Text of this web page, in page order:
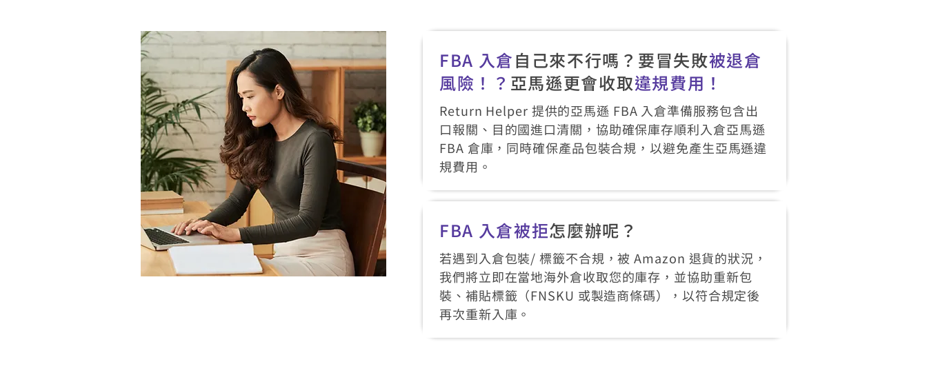
FBA 入倉 自己來不行嗎？要冒失敗被退倉
風險！？ 亞馬遜更會收取違規費用！
Return Helper 提供的亞馬遜 FBA 入倉準備服務包含出
口報關、目的國進口清關，協助確保庫存順利入倉亞馬遜
FBA 倉庫，同時確保產品包裝合規，以避免產生亞馬遜違
規費用。
FBA 入倉被拒怎麼辦呢？
若遇到入倉包裝/ 標籤不合規，被 Amazon 退貨的狀況，
我們將立即在當地海外倉收取您的庫存，並協助重新包
裝、補貼標籤（FNSKU 或製造商條碼），以符合規定後
再次重新入庫。